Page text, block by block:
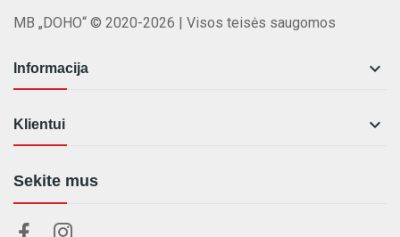
MB „DOHO“ © 2020-2026 | Visos teisės saugomos
Informacija 
Klientui 
Sekite mus